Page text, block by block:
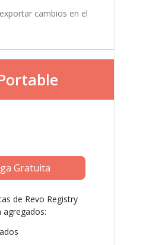
cambios en el
Gratuita
de Revo Registry
agregados: